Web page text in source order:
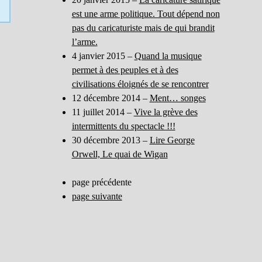
est une arme politique. Tout dépend non
pas du caricaturiste mais de qui brandit
l’arme.
4 janvier 2015 – Quand la musique
permet à des peuples et à des
civilisations éloignés de se rencontrer
12 décembre 2014 – Ment… songes
11 juillet 2014 – Vive la grève des
intermittents du spectacle !!!
30 décembre 2013 – Lire George
Orwell, Le quai de Wigan
page précédente
page suivante